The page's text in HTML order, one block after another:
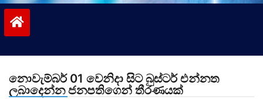
නොවැම්බර් 01 වෙනිදා සිට බුස්ටර් එන්නත
ලබාදෙන්න ජනපතිගෙන් තීරණයක්